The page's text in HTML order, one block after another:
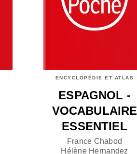
ENCYCLOPÉDIE ET ATLAS
ESPAGNOL -
VOCABULAIRE
ESSENTIEL
France Chabod
Hélène Hernandez